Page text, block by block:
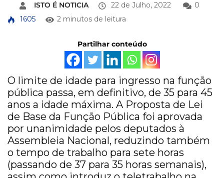
ISTO É NOTICIA 22 de Julho, 2022
0
1605
2 minutos de leitura
Partilhar conteúdo
O limite de idade para ingresso na função
pública passa, em definitivo, de 35 para 45
anos a idade máxima. A Proposta de Lei
de Base da Função Pública foi aprovada
por unanimidade pelos deputados à
Assembleia Nacional, reduzindo também
o tempo de trabalho para sete horas
(passando de 37 para 35 horas semanais),